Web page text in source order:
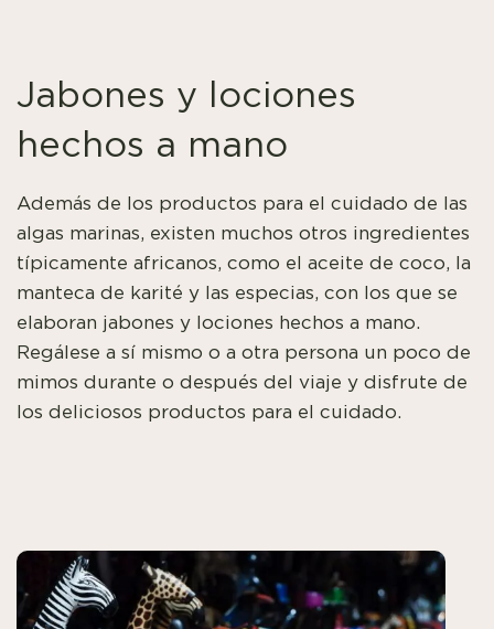
Jabones y lociones
hechos a mano
Además de los productos para el cuidado de las
algas marinas, existen muchos otros ingredientes
típicamente africanos, como el aceite de coco, la
manteca de karité y las especias, con los que se
elaboran jabones y lociones hechos a mano.
Regálese a sí mismo o a otra persona un poco de
mimos durante o después del viaje y disfrute de
los deliciosos productos para el cuidado.